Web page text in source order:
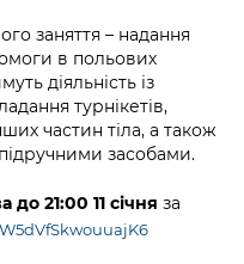
стану
заняття – надання
в польових
діяльність із
турнікетів,
частин тіла, а також
засобами.
до 21:00 11 січня за